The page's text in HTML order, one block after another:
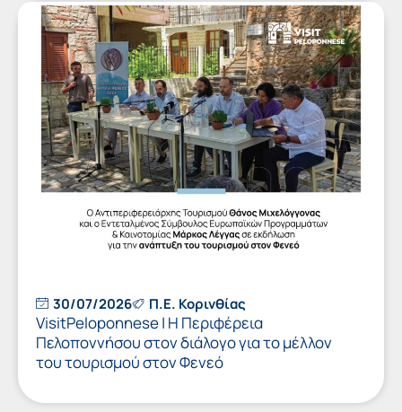
30/07/2026 Π.Ε. Κορινθίας
VisitPeloponnese | Η Περιφέρεια
Πελοποννήσου στον διάλογο για το μέλλον
του τουρισμού στον Φενεό